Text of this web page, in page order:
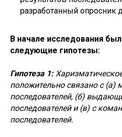
разработанный опросник
В начале исследования
следующие гипотезы:
Гипотеза 1:
положительно связано с (а)
последователей, (б)
последователей и (в) с
последователей.